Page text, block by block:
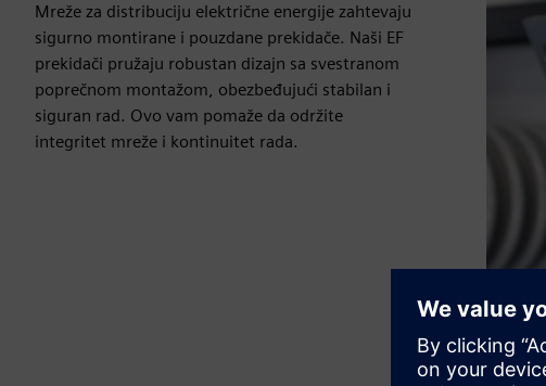
Mreže za distribuciju električne energije zahtevaju
sigurno montirane i pouzdane prekidače. Naši EF
prekidači pružaju robustan dizajn sa svestranom
poprečnom montažom, obezbeđujući stabilan i
siguran rad. Ovo vam pomaže da održite
integritet mreže i kontinuitet rada.
Play